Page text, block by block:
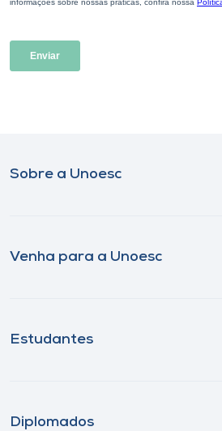
Sobre a Unoesc
Venha para a Unoesc
Estudantes
Diplomados